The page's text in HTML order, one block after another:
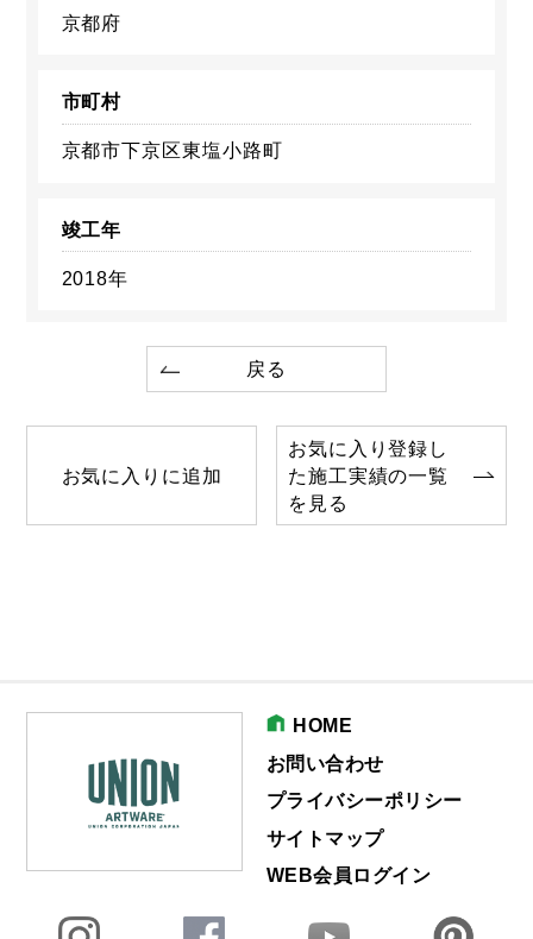
京都府
市町村
京都市下京区東塩小路町
竣工年
2018年
戻る
お気に入りに追加
お気に入り登録し
た施工実績の一覧
を見る
HOME
お問い合わせ
プライバシーポリシー
サイトマップ
WEB会員ログイン